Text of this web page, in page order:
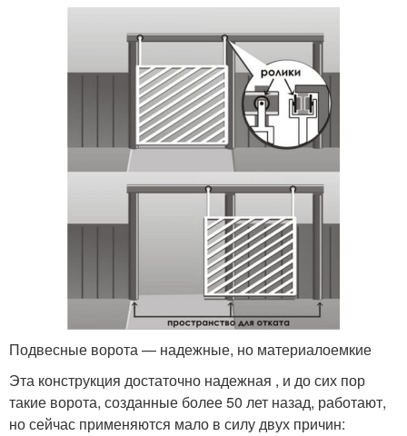
Подвесные ворота — надежные, но материалоемкие
Эта конструкция достаточно надежная , и до сих пор
такие ворота, созданные более 50 лет назад, работают,
но сейчас применяются мало в силу двух причин: